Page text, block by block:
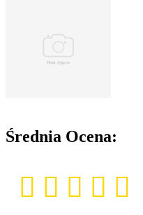
Średnia Ocena: